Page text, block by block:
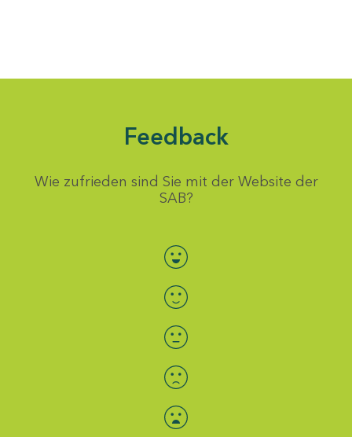
Feedback
Wie zufrieden sind Sie mit der Website der
SAB?
Bewertung auswählen